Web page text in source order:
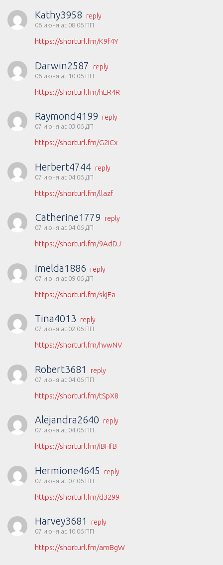
Kathy3958 reply
06 июня at 08:06 ПП
https://shorturl.fm/K9f4Y
Darwin2587 reply
06 июня at 10:06 ПП
https://shorturl.fm/hER4R
Raymond4199 reply
07 июня at 03:06 ДП
https://shorturl.fm/G2iCx
Herbert4744 reply
07 июня at 04:06 ДП
https://shorturl.fm/llazf
Catherine1779 reply
07 июня at 04:06 ДП
https://shorturl.fm/9AdDJ
Imelda1886 reply
07 июня at 09:06 ДП
https://shorturl.fm/skjEa
Tina4013 reply
07 июня at 02:06 ПП
https://shorturl.fm/hvwNV
Robert3681 reply
07 июня at 04:06 ПП
https://shorturl.fm/tSpX8
Alejandra2640 reply
07 июня at 04:06 ПП
https://shorturl.fm/iBHfB
Hermione4645 reply
07 июня at 07:06 ПП
https://shorturl.fm/d3299
Harvey3681 reply
07 июня at 10:06 ПП
https://shorturl.fm/amBgW